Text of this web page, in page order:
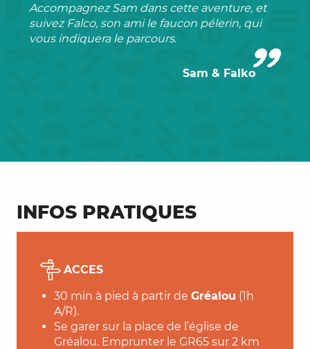
Accompagnez Sam dans cette aventure, et
suivez Falco, son ami le faucon pélerin, qui
vous indiquera le parcours.
Sam & Falko
INFOS PRATIQUES
ACCES
30 min à pied à partir de Gréalou (1h
A/R).
Se garer sur la place de l’église de
Gréalou. Emprunter le GR65 sur 2 km